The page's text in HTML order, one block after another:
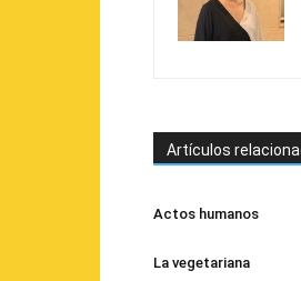
Artículos
Actos humanos
La vegetariana